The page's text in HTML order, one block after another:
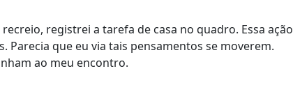
registrei a tarefa de casa no quadro. Essa ação
Parecia que eu via tais pensamentos se moverem.
ao meu encontro.